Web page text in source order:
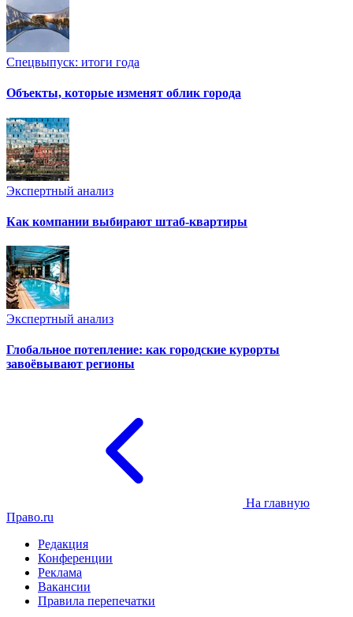
Спецвыпуск: итоги года
Объекты, которые изменят облик города
Экспертный анализ
Как компании выбирают штаб-квартиры
Экспертный анализ
Глобальное потепление: как городские курорты
завоёвывают регионы
На главную
Право.ru
Редакция
Конференции
Реклама
Вакансии
Правила перепечатки